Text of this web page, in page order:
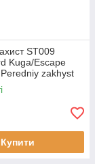
ST009
Kuga/Escape
zakhyst
Купити